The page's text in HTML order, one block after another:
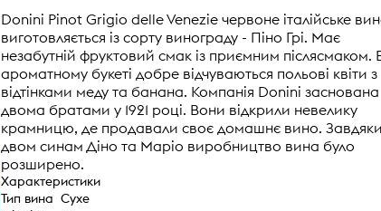
Donini Pinot Grigio delle Venezie червоне італійське
виготовляється із сорту винограду - Піно Грі. Має
незабутній фруктовий смак із приємним післясмаком.
ароматному букеті добре відчуваються польові квіти з
відтінками меду та банана. Компанія Donini заснована
двома братами у 1921 році. Вони відкрили невелику
крамницю, де продавали своє домашнє вино. Завдяки
двом синам Діно та Маріо виробництво вина було
розширено.
Характеристики
Тип вина Сухе